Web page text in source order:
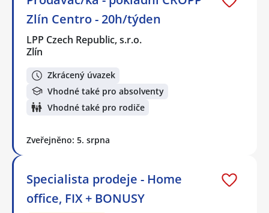
Zlín Centro - 20h/týden
LPP Czech Republic, s.r.o.
Zlín
Zkrácený úvazek
Vhodné také pro absolventy
Vhodné také pro rodiče
Zveřejněno: 5. srpna
Specialista prodeje - Home
office, FIX + BONUSY